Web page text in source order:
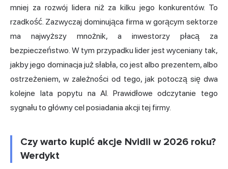
mniej za rozwój lidera niż za kilku jego konkurentów. To
rzadkość. Zazwyczaj dominująca firma w gorącym sektorze
ma najwyższy mnożnik, a inwestorzy płacą za
bezpieczeństwo. W tym przypadku lider jest wyceniany tak,
jakby jego dominacja już słabła, co jest albo prezentem, albo
ostrzeżeniem, w zależności od tego, jak potoczą się dwa
kolejne lata popytu na AI. Prawidłowe odczytanie tego
sygnału to główny cel posiadania akcji tej firmy.
Czy warto kupić akcje Nvidii w 2026 roku?
Werdykt